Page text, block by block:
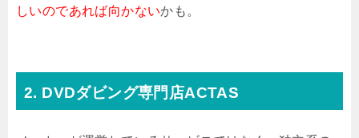
しいのであれば向かないかも。
2. DVDダビング専門店ACTAS